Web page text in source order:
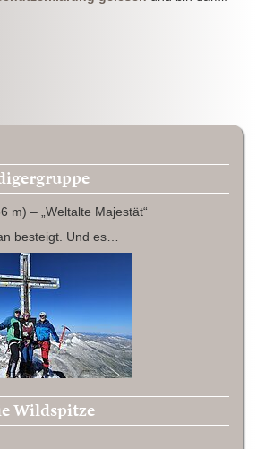
m) – „Weltalte Majestät“
besteigt. Und es…
Wildspitze